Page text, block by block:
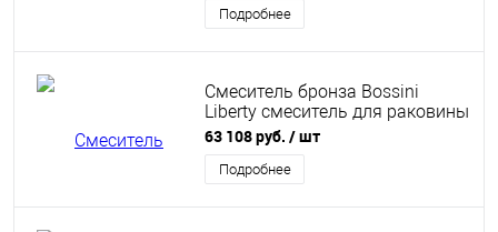
Подробнее
Смеситель бронза Bossini
Liberty смеситель для раковины
на 3 отверстия
63 108 руб. / шт
Подробнее